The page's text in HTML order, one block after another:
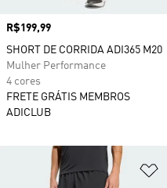
Preço
R$199,99
SHORT DE CORRIDA ADI365 M20
Mulher Performance
4 cores
FRETE GRÁTIS MEMBROS
ADICLUB